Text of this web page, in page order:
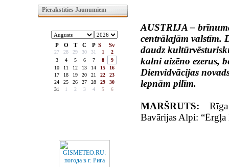
Pierakstīties Jaunumiem
P O T C P S Sv
27 28 29 30 31 1
2
3
4 5 6 7 8
9
10
11 12 13 14 15
16
17
18 19 20 21 22
23
24
25 26 27 28 29
30
31
1 2 3 4 5 6
AUSTRIJA –
centrālajām valstīm.
daudz
kalni aizēno eze­rus,
Dienvidvācijas
lepnām pilīm.
MARŠRUTS:
Bavārijas Alpi: “Ērgļa